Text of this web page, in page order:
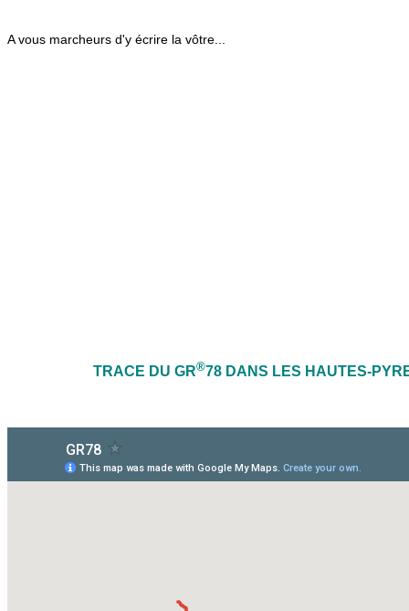
A vous marcheurs d'y écrire la vôtre...
TRACE DU GR®78 DANS LES HAUTES-